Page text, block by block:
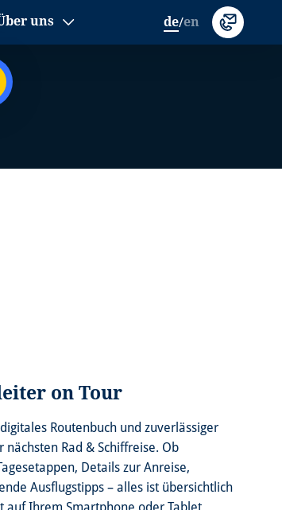
uns de/en
on Tour
Routenbuch und zuverlässiger
Rad & Schiffreise. Ob
Details zur Anreise,
Ausflugstipps – alles ist übersichtlich